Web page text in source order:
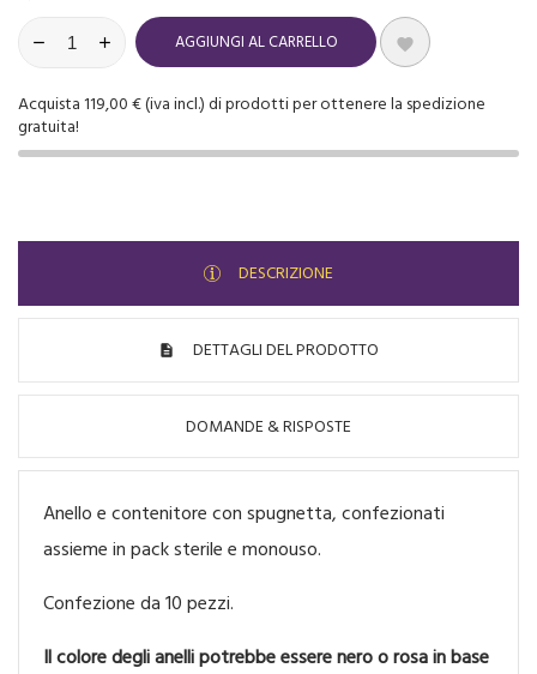
AGGIUNGI AL CARRELLO 
Acquista 119,00 € (iva incl.) di prodotti per ottenere la spedizione
gratuita!
DESCRIZIONE
DETTAGLI DEL PRODOTTO
DOMANDE & RISPOSTE
Anello e contenitore con spugnetta, confezionati
assieme in pack sterile e monouso.
Confezione da 10 pezzi.
Il colore degli anelli potrebbe essere nero o rosa in base